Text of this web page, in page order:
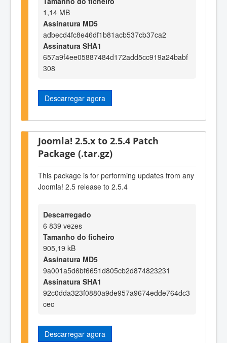
1,14 MB
Assinatura MD5
adbecd4fc8e46df1b81acb537cb37ca2
Assinatura SHA1
657a9f4ee05887484d172add5cc919a24babf
308
Descarregar agora
Joomla! 2.5.x to 2.5.4 Patch
Package (.tar.gz)
This package is for performing updates from any
Joomla! 2.5 release to 2.5.4
Descarregado
6 839 vezes
Tamanho do ficheiro
905,19 kB
Assinatura MD5
9a001a5d6bf6651d805cb2d874823231
Assinatura SHA1
92c0dda323f0880a9de957a9674edde764dc3
cec
Descarregar agora